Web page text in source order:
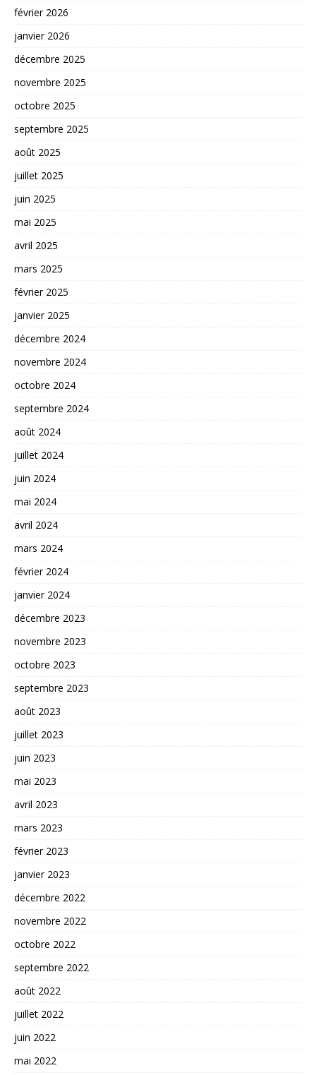
février 2026
janvier 2026
décembre 2025
novembre 2025
octobre 2025
septembre 2025
août 2025
juillet 2025
juin 2025
mai 2025
avril 2025
mars 2025
février 2025
janvier 2025
décembre 2024
novembre 2024
octobre 2024
septembre 2024
août 2024
juillet 2024
juin 2024
mai 2024
avril 2024
mars 2024
février 2024
janvier 2024
décembre 2023
novembre 2023
octobre 2023
septembre 2023
août 2023
juillet 2023
juin 2023
mai 2023
avril 2023
mars 2023
février 2023
janvier 2023
décembre 2022
novembre 2022
octobre 2022
septembre 2022
août 2022
juillet 2022
juin 2022
mai 2022